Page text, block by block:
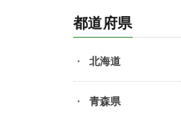
都道府県
北海道
青森県